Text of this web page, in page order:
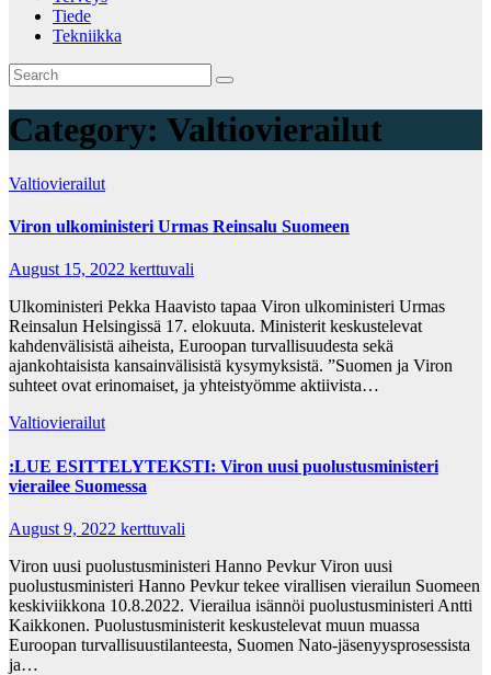
Tiede
Tekniikka
Category: Valtiovierailut
Valtiovierailut
Viron ulkoministeri Urmas Reinsalu Suomeen
August 15, 2022 kerttuvali
Ulkoministeri Pekka Haavisto tapaa Viron ulkoministeri Urmas
Reinsalun Helsingissä 17. elokuuta. Ministerit keskustelevat
kahdenvälisistä aiheista, Euroopan turvallisuudesta sekä
ajankohtaisista kansainvälisistä kysymyksistä. ”Suomen ja Viron
suhteet ovat erinomaiset, ja yhteistyömme aktiivista…
Valtiovierailut
:LUE ESITTELYTEKSTI: Viron uusi puolustusministeri
vierailee Suomessa
August 9, 2022 kerttuvali
Viron uusi puolustusministeri Hanno Pevkur Viron uusi
puolustusministeri Hanno Pevkur tekee virallisen vierailun Suomeen
keskiviikkona 10.8.2022. Vierailua isännöi puolustusministeri Antti
Kaikkonen. Puolustusministerit keskustelevat muun muassa
Euroopan turvallisuustilanteesta, Suomen Nato-jäsenyysprosessista
ja…